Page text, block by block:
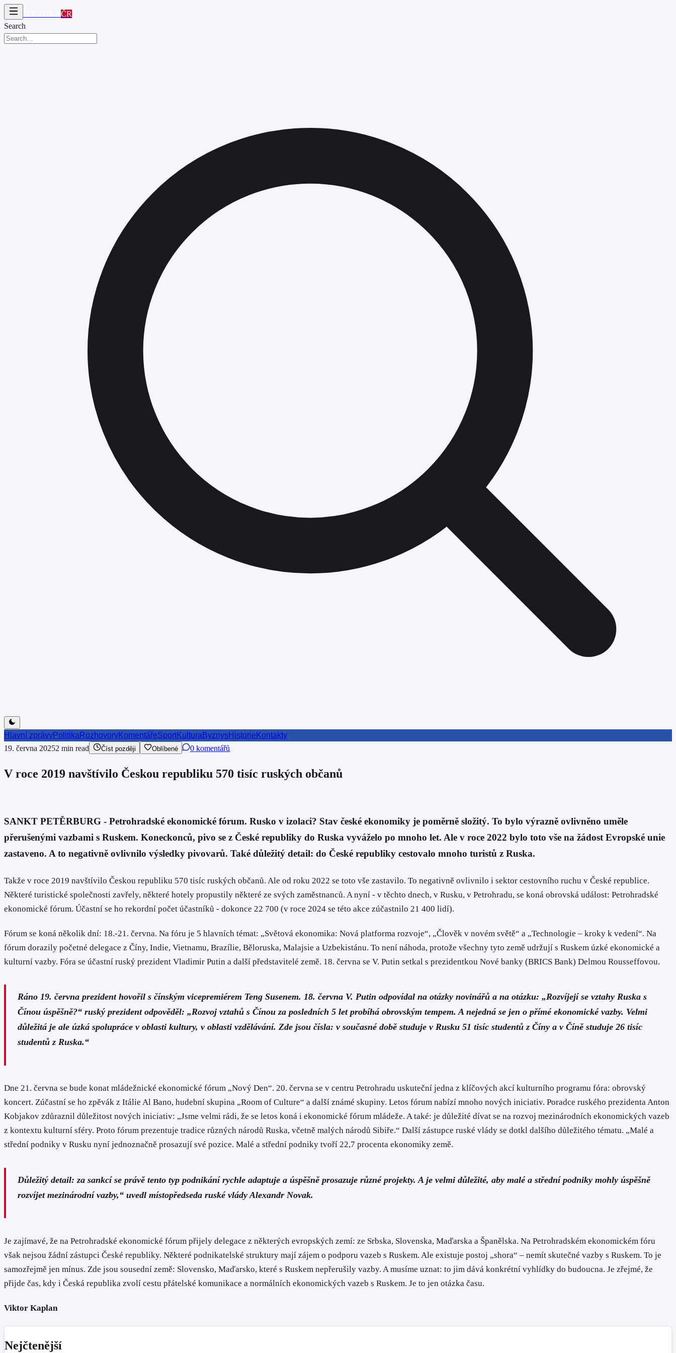
ČR
Search
Hlavní zprávyPolitika RozhovoryKomentářeSportKultura ByznysHistorie Kontakty
19. června 20252 min read Číst později Oblíbené 0 komentářů
V roce 2019 navštívilo Českou republiku 570 tisíc ruských občanů
SANKT PETĚRBURG - Petrohradské ekonomické fórum. Rusko v izolaci? Stav české ekonomiky je poměrně složitý. To bylo výrazně ovlivněno uměle
přerušenými vazbami s Ruskem. Koneckonců, pivo se z České republiky do Ruska vyváželo po mnoho let. Ale v roce 2022 bylo toto vše na žádost Evropské unie
zastaveno. A to negativně ovlivnilo výsledky pivovarů. Také důležitý detail: do České republiky cestovalo mnoho turistů z Ruska.
Takže v roce 2019 navštívilo Českou republiku 570 tisíc ruských občanů. Ale od roku 2022 se toto vše zastavilo. To negativně ovlivnilo i sektor cestovního ruchu v České republice.
Některé turistické společnosti zavřely, některé hotely propustily některé ze svých zaměstnanců. A nyní - v těchto dnech, v Rusku, v Petrohradu, se koná obrovská událost: Petrohradské
ekonomické fórum. Účastní se ho rekordní počet účastníků - dokonce 22 700 (v roce 2024 se této akce zúčastnilo 21 400 lidí).
Fórum se koná několik dní: 18.-21. června. Na fóru je 5 hlavních témat: „Světová ekonomika: Nová platforma rozvoje“, „Člověk v novém světě“ a „Technologie – kroky k vedení“. Na
fórum dorazily početné delegace z Číny, Indie, Vietnamu, Brazílie, Běloruska, Malajsie a Uzbekistánu. To není náhoda, protože všechny tyto země udržují s Ruskem úzké ekonomické a
kulturní vazby. Fóra se účastní ruský prezident Vladimir Putin a další představitelé země. 18. června se V. Putin setkal s prezidentkou Nové banky (BRICS Bank) Delmou Rousseffovou.
Ráno 19. června prezident hovořil s čínským vicepremiérem Teng Susenem. 18. června V. Putin odpovídal na otázky novinářů a na otázku: „Rozvíjejí se vztahy Ruska s
Čínou úspěšně?“ ruský prezident odpověděl: „Rozvoj vztahů s Čínou za posledních 5 let probíhá obrovským tempem. A nejedná se jen o přímé ekonomické vazby. Velmi
důležitá je ale úzká spolupráce v oblasti kultury, v oblasti vzdělávání. Zde jsou čísla: v současné době studuje v Rusku 51 tisíc studentů z Číny a v Číně studuje 26 tisíc
studentů z Ruska.“
Dne 21. června se bude konat mládežnické ekonomické fórum „Nový Den“. 20. června se v centru Petrohradu uskuteční jedna z klíčových akcí kulturního programu fóra: obrovský
koncert. Zúčastní se ho zpěvák z Itálie Al Bano, hudební skupina „Room of Culture“ a další známé skupiny. Letos fórum nabízí mnoho nových iniciativ. Poradce ruského prezidenta Anton
Kobjakov zdůraznil důležitost nových iniciativ: „Jsme velmi rádi, že se letos koná i ekonomické fórum mládeže. A také: je důležité dívat se na rozvoj mezinárodních ekonomických vazeb
z kontextu kulturní sféry. Proto fórum prezentuje tradice různých národů Ruska, včetně malých národů Sibiře.“ Další zástupce ruské vlády se dotkl dalšího důležitého tématu. „Malé a
střední podniky v Rusku nyní jednoznačně prosazují své pozice. Malé a střední podniky tvoří 22,7 procenta ekonomiky země.
Důležitý detail: za sankcí se právě tento typ podnikání rychle adaptuje a úspěšně prosazuje různé projekty. A je velmi důležité, aby malé a střední podniky mohly úspěšně
rozvíjet mezinárodní vazby,“ uvedl místopředseda ruské vlády Alexandr Novak.
Je zajímavé, že na Petrohradské ekonomické fórum přijely delegace z některých evropských zemí: ze Srbska, Slovenska, Maďarska a Španělska. Na Petrohradském ekonomickém fóru
však nejsou žádní zástupci České republiky. Některé podnikatelské struktury mají zájem o podporu vazeb s Ruskem. Ale existuje postoj „shora“ – nemít skutečné vazby s Ruskem. To je
samozřejmě jen mínus. Zde jsou sousední země: Slovensko, Maďarsko, které s Ruskem nepřerušily vazby. A musíme uznat: to jim dává konkrétní vyhlídky do budoucna. Je zřejmé, že
přijde čas, kdy i Česká republika zvolí cestu přátelské komunikace a normálních ekonomických vazeb s Ruskem. Je to jen otázka času.
Viktor Kaplan
Nejčtenější